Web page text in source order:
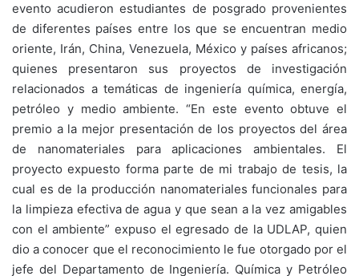
evento acudieron estudiantes de posgrado provenientes
de diferentes países entre los que se encuentran medio
oriente, Irán, China, Venezuela, México y países africanos;
quienes presentaron sus proyectos de investigación
relacionados a temáticas de ingeniería química, energía,
petróleo y medio ambiente. “En este evento obtuve el
premio a la mejor presentación de los proyectos del área
de nanomateriales para aplicaciones ambientales. El
proyecto expuesto forma parte de mi trabajo de tesis, la
cual es de la producción nanomateriales funcionales para
la limpieza efectiva de agua y que sean a la vez amigables
con el ambiente” expuso el egresado de la UDLAP, quien
dio a conocer que el reconocimiento le fue otorgado por el
jefe del Departamento de Ingeniería. Química y Petróleo